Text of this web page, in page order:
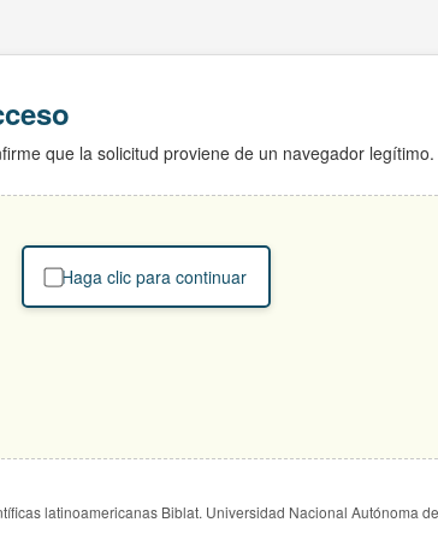
que la solicitud proviene de un navegador legítimo.
Haga clic para continuar
latinoamericanas Biblat. Universidad Nacional Autónoma